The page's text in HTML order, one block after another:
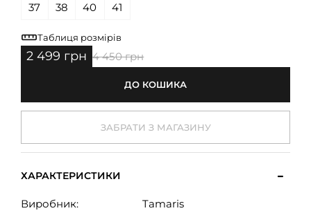
37 38 40 41
Таблиця розмірів
2 499 грн 4 450 грн
ДО КОШИКА
ЗАБРАТИ З МАГАЗИНУ
ХАРАКТЕРИСТИКИ
Виробник:
Tamaris